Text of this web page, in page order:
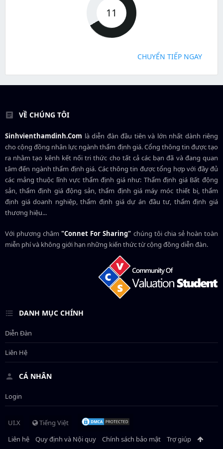
11
CHUYỂN TIẾP NGAY
VỀ CHÚNG TÔI
Sinhvienthamdinh.Com là diễn đàn đầu tiên và lớn nhất dành riêng
cho cộng đồng nhân lực ngànhthẩm định giá. Cổng thông tin được tạo
ra nhằm tạo kênh kết nối tri thức cho tất cả các bạn đã và đang quan
tâm đến ngành thẩm định giá. Các thông tin được tổng hợp với đầy đủ
các mảng thuộc lĩnh vực thẩm định giá như: Thẩm định giá Bất động
sản, thẩm định giá động sản, thẩm định giá máy móc thiết bị, thẩm
định giá doanh nghiệp, thẩm định giá dự án đầu tư, thẩm định giá
thương hiệu...
Với phương châm"Connet For Sharing" chúng tôi chia sẻ hoàn toàn
miễn phí và không giới hạn những kiến thức từ cộng đồng diễn đàn.
DANH MỤC CHÍNH
Diễn Đàn
Liên Hệ
CÁ NHÂN
Login
UI.X
Tiếng Việt
Liên hệ
Quy định và Nội quy Chính sách bảo mật Trợ giúp